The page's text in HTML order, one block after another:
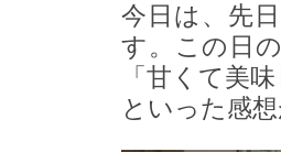
今日は、先
す。この日
「甘くて美
といった感